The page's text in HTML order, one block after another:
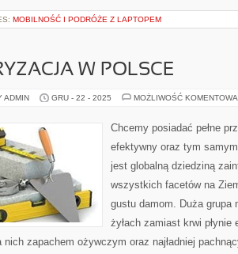
MOBILNOŚĆ I PODRÓŻE Z LAPTOPEM
W POLSCE
ADMIN GRU - 22 - 2025 MOŻLIWOŚĆ
Chcemy posiadać pełne
efektywny oraz tym
jest globalną dziedziną
wszystkich facetów na
gustu damom. Duża
żyłach zamiast krwi
zapachem ożywczym oraz najładniej